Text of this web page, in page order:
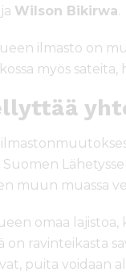
Wilson Bikirwa.
ilmasto on
myös sateita,
muun muassa
omaa lajistoa,
ravinteikasta
puita voidaan